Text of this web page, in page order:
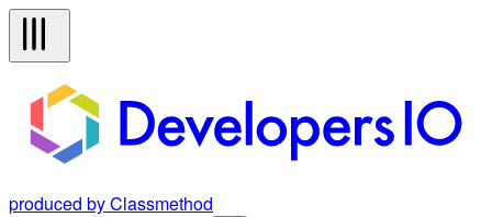
produced by Classmethod